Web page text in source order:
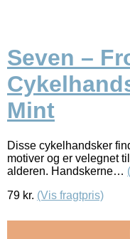
Seven –
Mint
Disse cykelhandsker
motiver og er velegnet
alderen. Handskerne…
79 kr. (Vis fragtpris)